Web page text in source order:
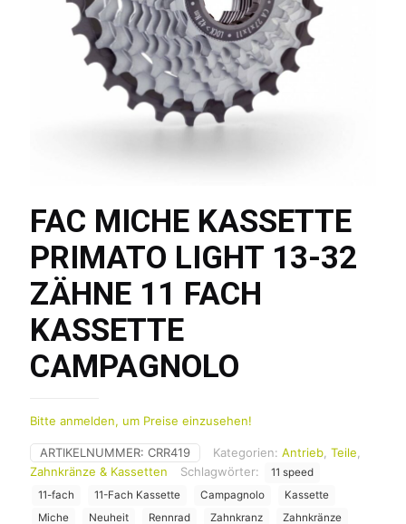
FAC MICHE KASSETTE
PRIMATO LIGHT 13-32
ZÄHNE 11 FACH
KASSETTE
CAMPAGNOLO
Bitte anmelden, um Preise einzusehen!
ARTIKELNUMMER: CRR419 Kategorien: Antrieb Teile
Zahnkränze & Kassetten
Schlagwörter:
11 speed
11-fach
11-Fach Kassette Campagnolo
Kassette
Miche
Neuheit Rennrad Zahnkranz Zahnkränze